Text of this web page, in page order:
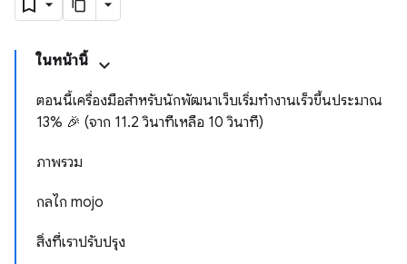
ในหน้านี้
ตอนนี้เครื่องมือสำหรับนักพัฒนาเว็บเริ่มทำงานเร็วขึ้นประมาณ
13% 🎉 (จาก 11.2 วินาทีเหลือ 10 วินาที)
ภาพรวม
กลไก mojo
สิ่งที่เราปรับปรุง